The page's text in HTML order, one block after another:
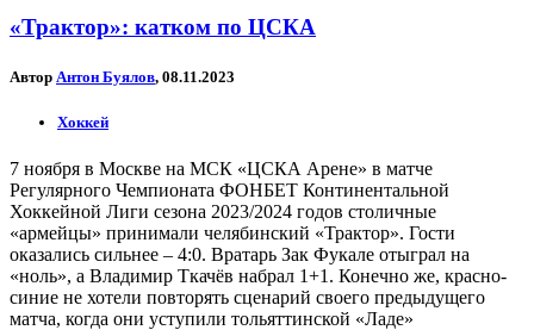
«Трактор»: катком по ЦСКА
Автор Антон Буялов, 08.11.2023
Хоккей
7 ноября в Москве на МСК «ЦСКА Арене» в матче
Регулярного Чемпионата ФОНБЕТ Континентальной
Хоккейной Лиги сезона 2023/2024 годов столичные
«армейцы» принимали челябинский «Трактор». Гости
оказались сильнее – 4:0. Вратарь Зак Фукале отыграл на
«ноль», а Владимир Ткачёв набрал 1+1. Конечно же, красно-
синие не хотели повторять сценарий своего предыдущего
матча, когда они уступили тольяттинской «Ладе»